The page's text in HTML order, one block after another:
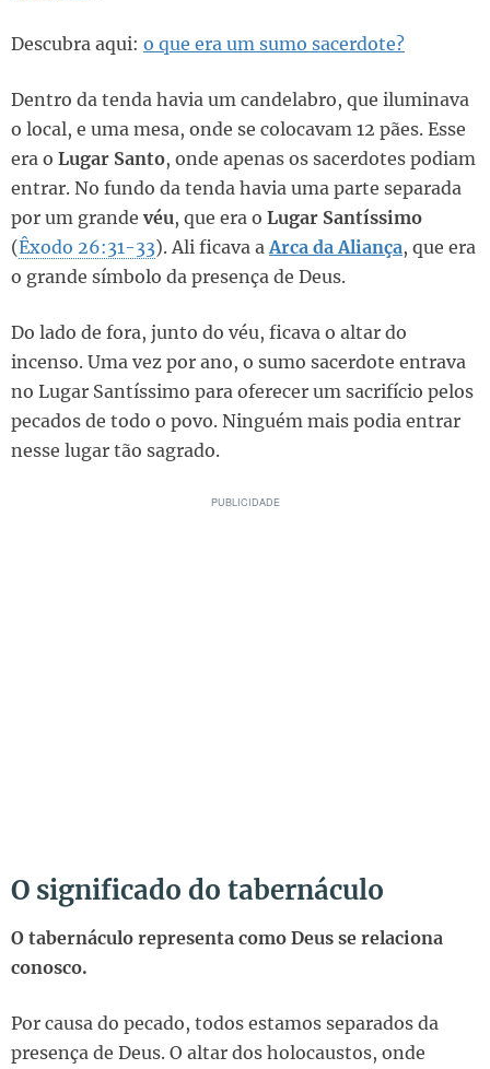
Descubra aqui: o que era um sumo sacerdote?
Dentro da tenda havia um candelabro, que iluminava
o local, e uma mesa, onde se colocavam 12 pães. Esse
era o Lugar Santo, onde apenas os sacerdotes podiam
entrar. No fundo da tenda havia uma parte separada
por um grande véu, que era o Lugar Santíssimo
(Êxodo 26:31-33). Ali ficava a Arca da Aliança, que era
o grande símbolo da presença de Deus.
Do lado de fora, junto do véu, ficava o altar do
incenso. Uma vez por ano, o sumo sacerdote entrava
no Lugar Santíssimo para oferecer um sacrifício pelos
pecados de todo o povo. Ninguém mais podia entrar
nesse lugar tão sagrado.
O significado do tabernáculo
O tabernáculo representa como Deus se relaciona
conosco.
Por causa do pecado, todos estamos separados da
presença de Deus. O altar dos holocaustos, onde